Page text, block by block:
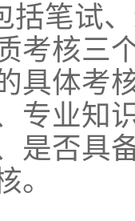
笔试、
考核三
具体考
专业知
是否具
。